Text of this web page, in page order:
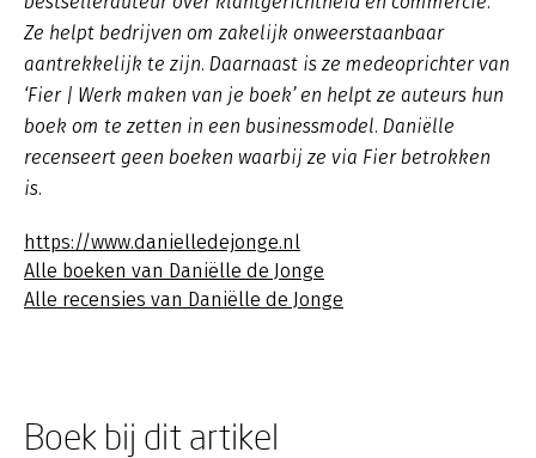
Ze helpt bedrijven om zakelijk onweerstaanbaar
aantrekkelijk te zijn. Daarnaast is ze medeoprichter van
‘Fier | Werk maken van je boek’ en helpt ze auteurs hun
boek om te zetten in een businessmodel. Daniëlle
recenseert geen boeken waarbij ze via Fier betrokken
is.
https://www.danielledejonge.nl
Alle boeken van Daniëlle de Jonge
Alle recensies van Daniëlle de Jonge
Boek bij dit artikel